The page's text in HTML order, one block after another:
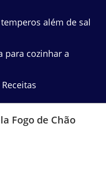
além de sal
para cozinhar a
Fogo de Chão